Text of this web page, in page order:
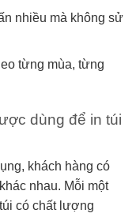
nhiều mà không sử
từng mùa, từng
dùng để in túi
khách hàng có
nhau. Mỗi một
có chất lượng